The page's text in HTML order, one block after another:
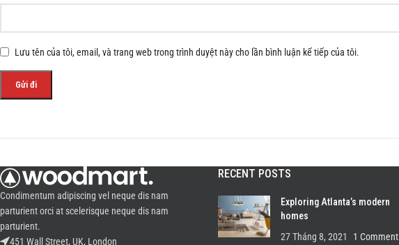
Lưu tên của tôi, email, và trang web trong trình duyệt này cho lần bình luận kế tiếp của tôi.
Condimentum adipiscing vel neque dis nam
parturient orci at scelerisque neque dis nam
parturient.
451 Wall Street, UK, London
RECENT POSTS
Exploring Atlanta’s modern
homes
27 Tháng 8, 2021
1 Comment